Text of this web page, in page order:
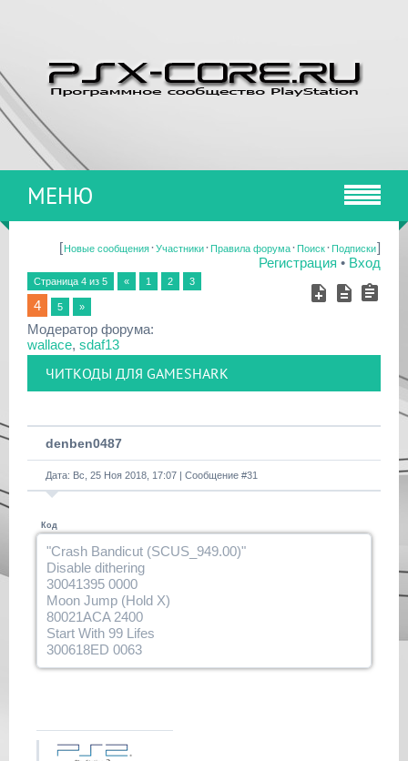
МЕНЮ
[Новые сообщения·Участники·Правила форума·Поиск·Подписки]
Регистрация • Вход
Страница 4 из 5 « 1 2 3
4 5 »
Модератор форума:
wallace, sdaf13
ЧИТКОДЫ ДЛЯ GAMESHARK
denben0487
Дата: Вс, 25 Ноя 2018, 17:07 | Сообщение #31
Код
"Crash Bandicut (SCUS_949.00)"
Disable dithering
30041395 0000
Moon Jump (Hold X)
80021ACA 2400
Start With 99 Lifes
300618ED 0063